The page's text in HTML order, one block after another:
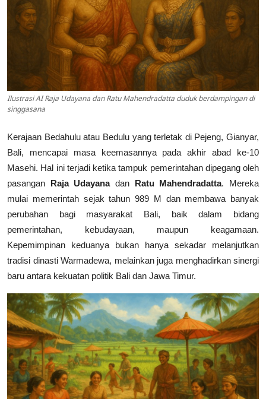
Ilustrasi AI Raja Udayana dan Ratu Mahendradatta duduk berdampingan di
singgasana
Kerajaan Bedahulu atau Bedulu yang terletak di Pejeng, Gianyar,
Bali, mencapai masa keemasannya pada akhir abad ke-10
Masehi. Hal ini terjadi ketika tampuk pemerintahan dipegang oleh
pasangan Raja Udayanadan Ratu Mahendradatta. Mereka
mulai memerintah sejak tahun 989 M dan membawa banyak
perubahan bagi masyarakat Bali, baik dalam bidang
pemerintahan, kebudayaan, maupun keagamaan.
Kepemimpinan keduanya bukan hanya sekadar melanjutkan
tradisi dinasti Warmadewa, melainkan juga menghadirkan sinergi
baru antara kekuatan politik Bali dan Jawa Timur.